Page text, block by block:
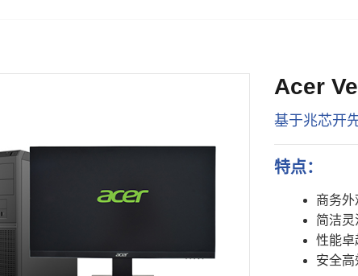
Acer
基于兆芯开
特点：
商务外
简洁灵
性能卓
安全高